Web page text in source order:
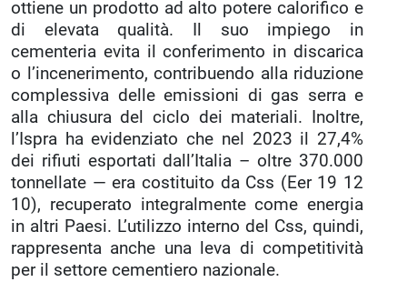
ottiene un prodotto ad alto potere calorifico e
di elevata qualità. Il suo impiego in
cementeria evita il conferimento in discarica
o l’incenerimento, contribuendo alla riduzione
complessiva delle emissioni di gas serra e
alla chiusura del ciclo dei materiali. Inoltre,
l’Ispra ha evidenziato che nel 2023 il 27,4%
dei rifiuti esportati dall’Italia – oltre 370.000
tonnellate — era costituito da Css (Eer 19 12
10), recuperato integralmente come energia
in altri Paesi. L’utilizzo interno del Css, quindi,
rappresenta anche una leva di competitività
per il settore cementiero nazionale.